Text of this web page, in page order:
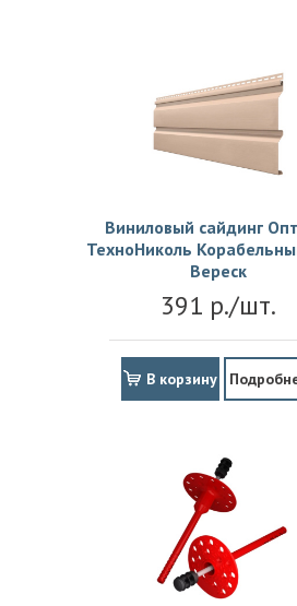
Виниловый сайдинг
ТехноНиколь
Вереск
391 р./шт.
В корзину